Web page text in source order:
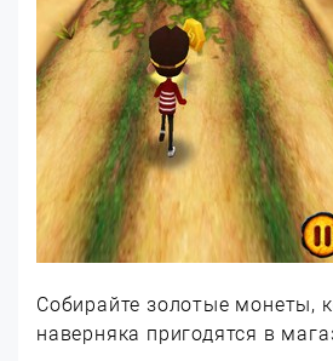
Собирайте золотые монеты,
наверняка пригодятся в